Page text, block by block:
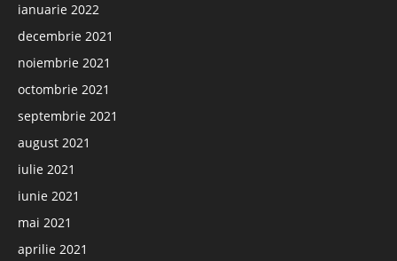
ianuarie 2022
decembrie 2021
noiembrie 2021
octombrie 2021
septembrie 2021
august 2021
iulie 2021
iunie 2021
mai 2021
aprilie 2021